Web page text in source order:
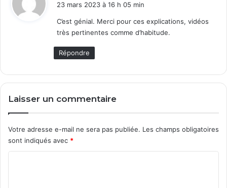
23 mars 2023 à 16 h 05 min
C’est génial. Merci pour ces explications, vidéos
très pertinentes comme d’habitude.
Répondre
Laisser un commentaire
Votre adresse e-mail ne sera pas publiée. Les champs obligatoires
sont indiqués avec *